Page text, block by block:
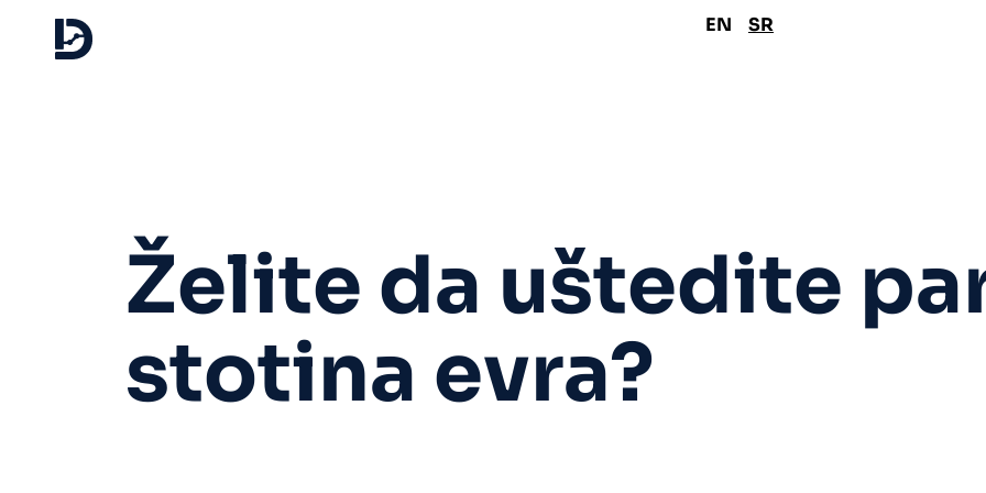
EN SR
Želite da uštedite
stotina evra?